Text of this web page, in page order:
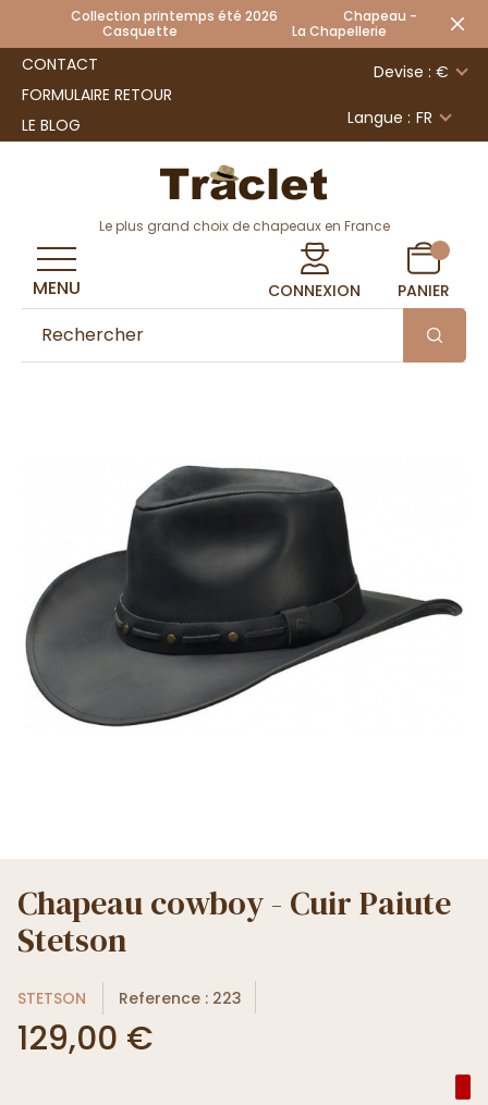
Collection printemps été 2026 Chapeau -
Casquette La Chapellerie
CONTACT
FORMULAIRE RETOUR
LE BLOG
Devise : €
Langue : FR
Le plus grand choix de chapeaux en France
CONNEXION PANIER
MENU
Chapeau cowboy - Cuir Paiute
Stetson
STETSON Reference : 223
129,00 €